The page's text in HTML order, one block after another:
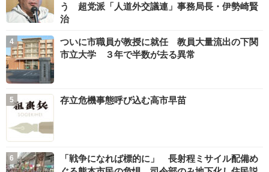
う 超党派「人道外交議連」事務局長・伊勢崎賢
治
ついに市職員が教授に就任 教員大量流出の下関
市立大学 ３年で半数が去る異常
存立危機事態呼び込む高市早苗
「戦争になれば標的に」 長射程ミサイル配備め